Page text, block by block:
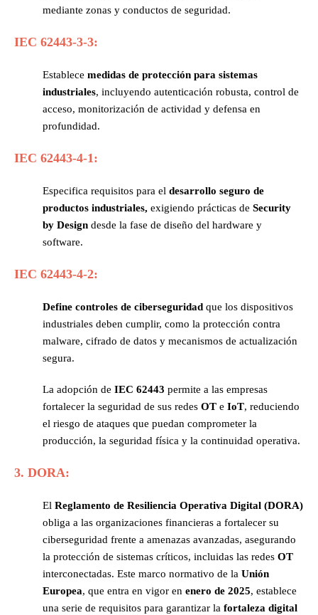
mediante zonas y conductos de seguridad.
IEC 62443-3-3:
Establece medidas de protección para sistemas
industriales, incluyendo autenticación robusta, control de
acceso, monitorización de actividad y defensa en
profundidad.
IEC 62443-4-1:
Especifica requisitos para el desarrollo seguro de
productos industriales, exigiendo prácticas de Security
by Design desde la fase de diseño del hardware y
software.
IEC 62443-4-2:
Define controles de ciberseguridad que los dispositivos
industriales deben cumplir, como la protección contra
malware, cifrado de datos y mecanismos de actualización
segura.
La adopción de IEC 62443 permite a las empresas
fortalecer la seguridad de sus redes OT e IoT, reduciendo
el riesgo de ataques que puedan comprometer la
producción, la seguridad física y la continuidad operativa.
3. DORA:
El Reglamento de Resiliencia Operativa Digital (DORA)
obliga a las organizaciones financieras a fortalecer su
ciberseguridad frente a amenazas avanzadas, asegurando
la protección de sistemas críticos, incluidas las redes OT
interconectadas. Este marco normativo de la Unión
Europea, que entra en vigor en enero de 2025, establece
una serie de requisitos para garantizar la fortaleza digital